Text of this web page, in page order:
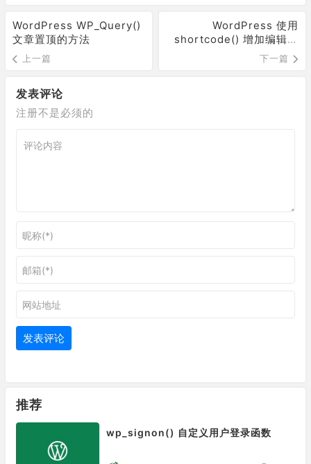
WordPress WP_Query()
文章置顶的方法
上一篇
WordPress 使用
shortcode() 增加编辑器
功能
下一篇
发表评论
注册不是必须的
推荐
wp_signon() 自定义用户登录函数